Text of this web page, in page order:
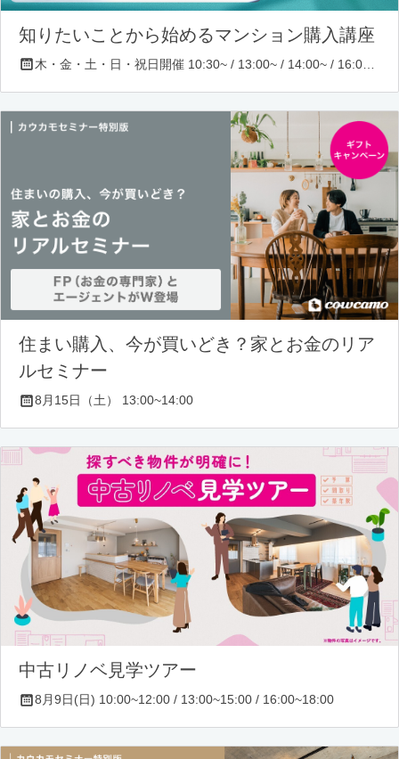
知りたいことから始めるマンション購入講座
住まい購入、今が買いどき？家とお金のリア
ルセミナー
8月15日（土） 13:00~14:00
中古リノベ見学ツアー
8月9日(日) 10:00~12:00 / 13:00~15:00 / 16:00~18:00